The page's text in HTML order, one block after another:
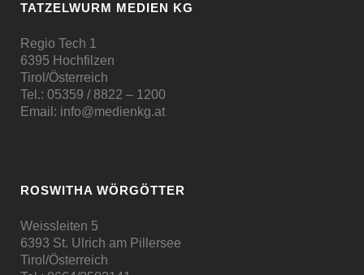
TATZELWURM MEDIEN KG
Regio Tech 1
6395 Hochfilzen
Tirol/Österreich
Tel.: 05359 / 8822 – 1200
Email: info@medienkg.at
ROSWITHA WÖRGÖTTER
Weissleiten 5
6393 St. Ulrich am Pillersee
Tirol/Österreich